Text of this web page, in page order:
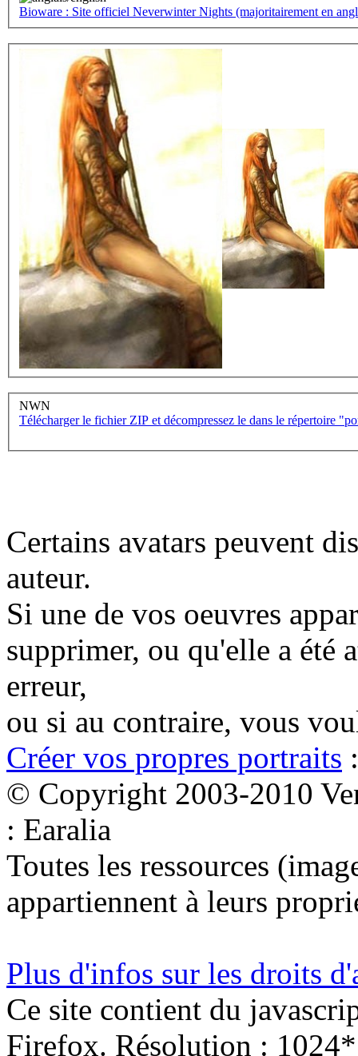
Bioware : Site officiel Neverwinter Nights (majoritairement en
NWN
Télécharger le fichier ZIP et décompressez le dans le répertoire
Certains avatars peuvent
auteur.
Si une de vos oeuvres
supprimer, ou qu'elle a été
erreur,
ou si au contraire, vous
Créer vos propres portraits
© Copyright 2003-2010
: Earalia
Toutes les ressources
appartiennent à leurs
Plus d'infos sur les droits
Ce site contient du
Firefox. Résolution :